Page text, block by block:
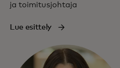
ja toimitusjohtaja
Lue esittely